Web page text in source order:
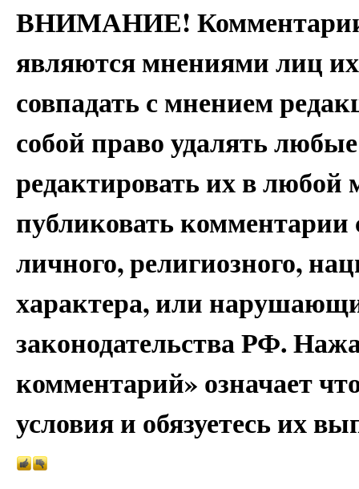
ВНИМАНИЕ! Комментарии
являются мнениями лиц
совпадать с мнением
собой право удалять
редактировать их в
публиковать
личного, религиозного,
характера, или
законодательства РФ.
комментарий» означает
условия и обязуетесь их